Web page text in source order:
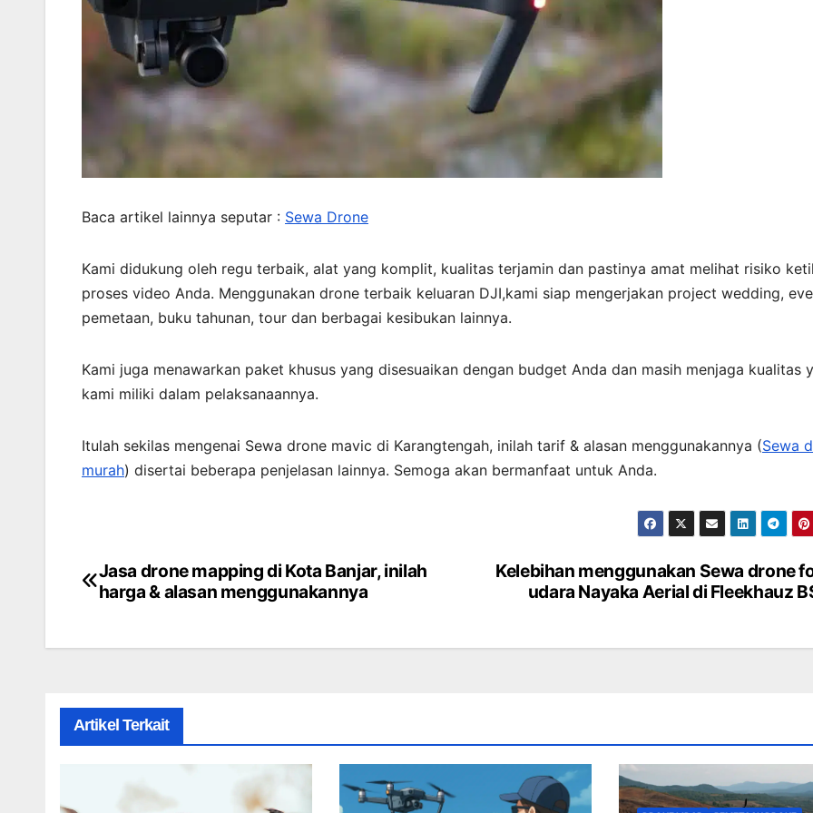
Baca artikel lainnya seputar : Sewa Drone
Kami didukung oleh regu terbaik, alat yang komplit, kualitas terjamin dan pastinya amat melihat risiko
proses video Anda. Menggunakan drone terbaik keluaran DJI,kami siap mengerjakan project wedding,
pemetaan, buku tahunan, tour dan berbagai kesibukan lainnya.
Kami juga menawarkan paket khusus yang disesuaikan dengan budget Anda dan masih menjaga kualitas
kami miliki dalam pelaksanaannya.
Itulah sekilas mengenai Sewa drone mavic di Karangtengah, inilah tarif & alasan menggunakannya (Sewa
murah) disertai beberapa penjelasan lainnya. Semoga akan bermanfaat untuk Anda.
Post
Kelebihan menggunakan Sewa drone
udara Nayaka Aerial di Fleekhauz
Jasa drone mapping di Kota Banjar, inilah
harga & alasan menggunakannya
Artikel Terkait